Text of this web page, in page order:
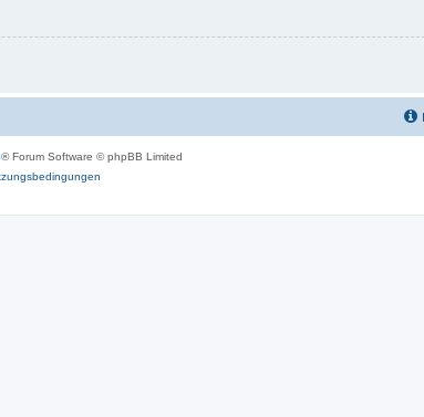
® Forum Software © phpBB Limited